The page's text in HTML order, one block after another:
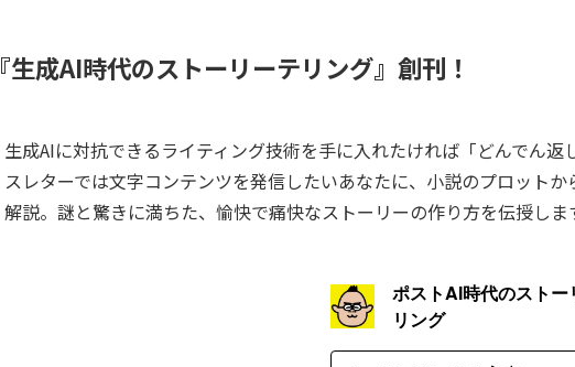
『生成AI時代のストーリーテリング』創刊！
生成AIに対抗できるライティング技術を手に入れたければ「どんでん
スレターでは文字コンテンツを発信したいあなたに、小説のプロット
解説。謎と驚きに満ちた、愉快で痛快なストーリーの作り方を伝授しま